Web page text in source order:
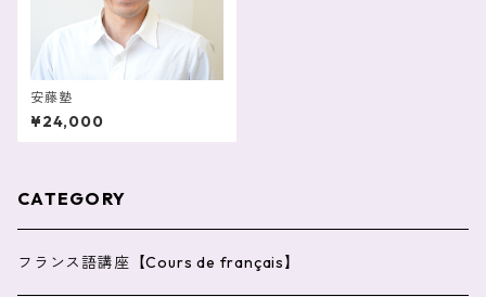
安藤塾
¥24,000
CATEGORY
フランス語講座【Cours de français】